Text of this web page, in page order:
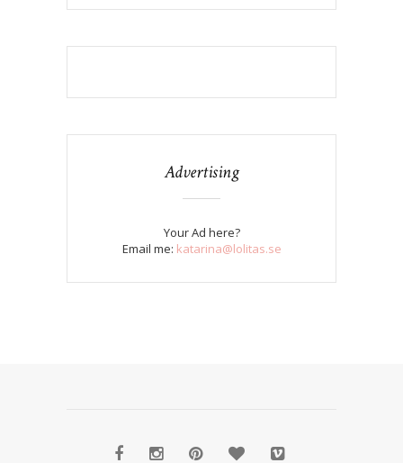
Advertising
Your Ad here?
Email me: katarina@lolitas.se